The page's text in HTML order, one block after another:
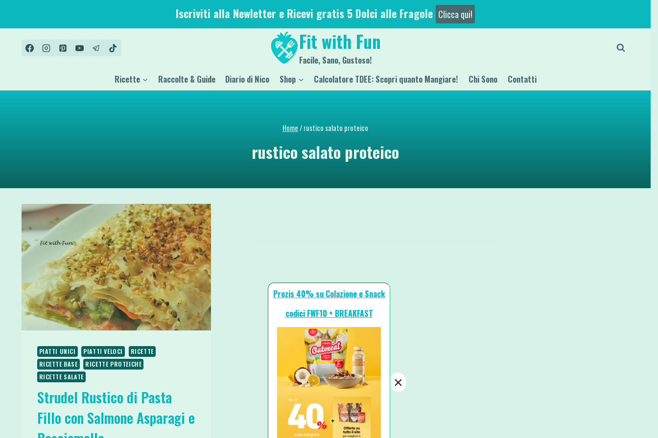
contenuto
Iscriviti alla Newletter e Ricevi gratis 5 Dolci alle Fragole Clicca qui!
Fit with Fun
Facile, Sano, Gustoso!
Ricette Raccolte & Guide Diario di Nico Shop Calcolatore TDEE: Scopri quanto Mangiare! Chi Sono Contatti
Home/rustico salato proteico
rustico salato proteico
PIATTI UNICI PIATTI VELOCI
RICETTE
RICETTE BASE
RICETTE PROTEICHE
RICETTE SALATE
Strudel Rustico di Pasta
Fillo con Salmone Asparagi e
Prozis 40% su Colazione e Snack
codici FWF10 + BREAKFAST
×